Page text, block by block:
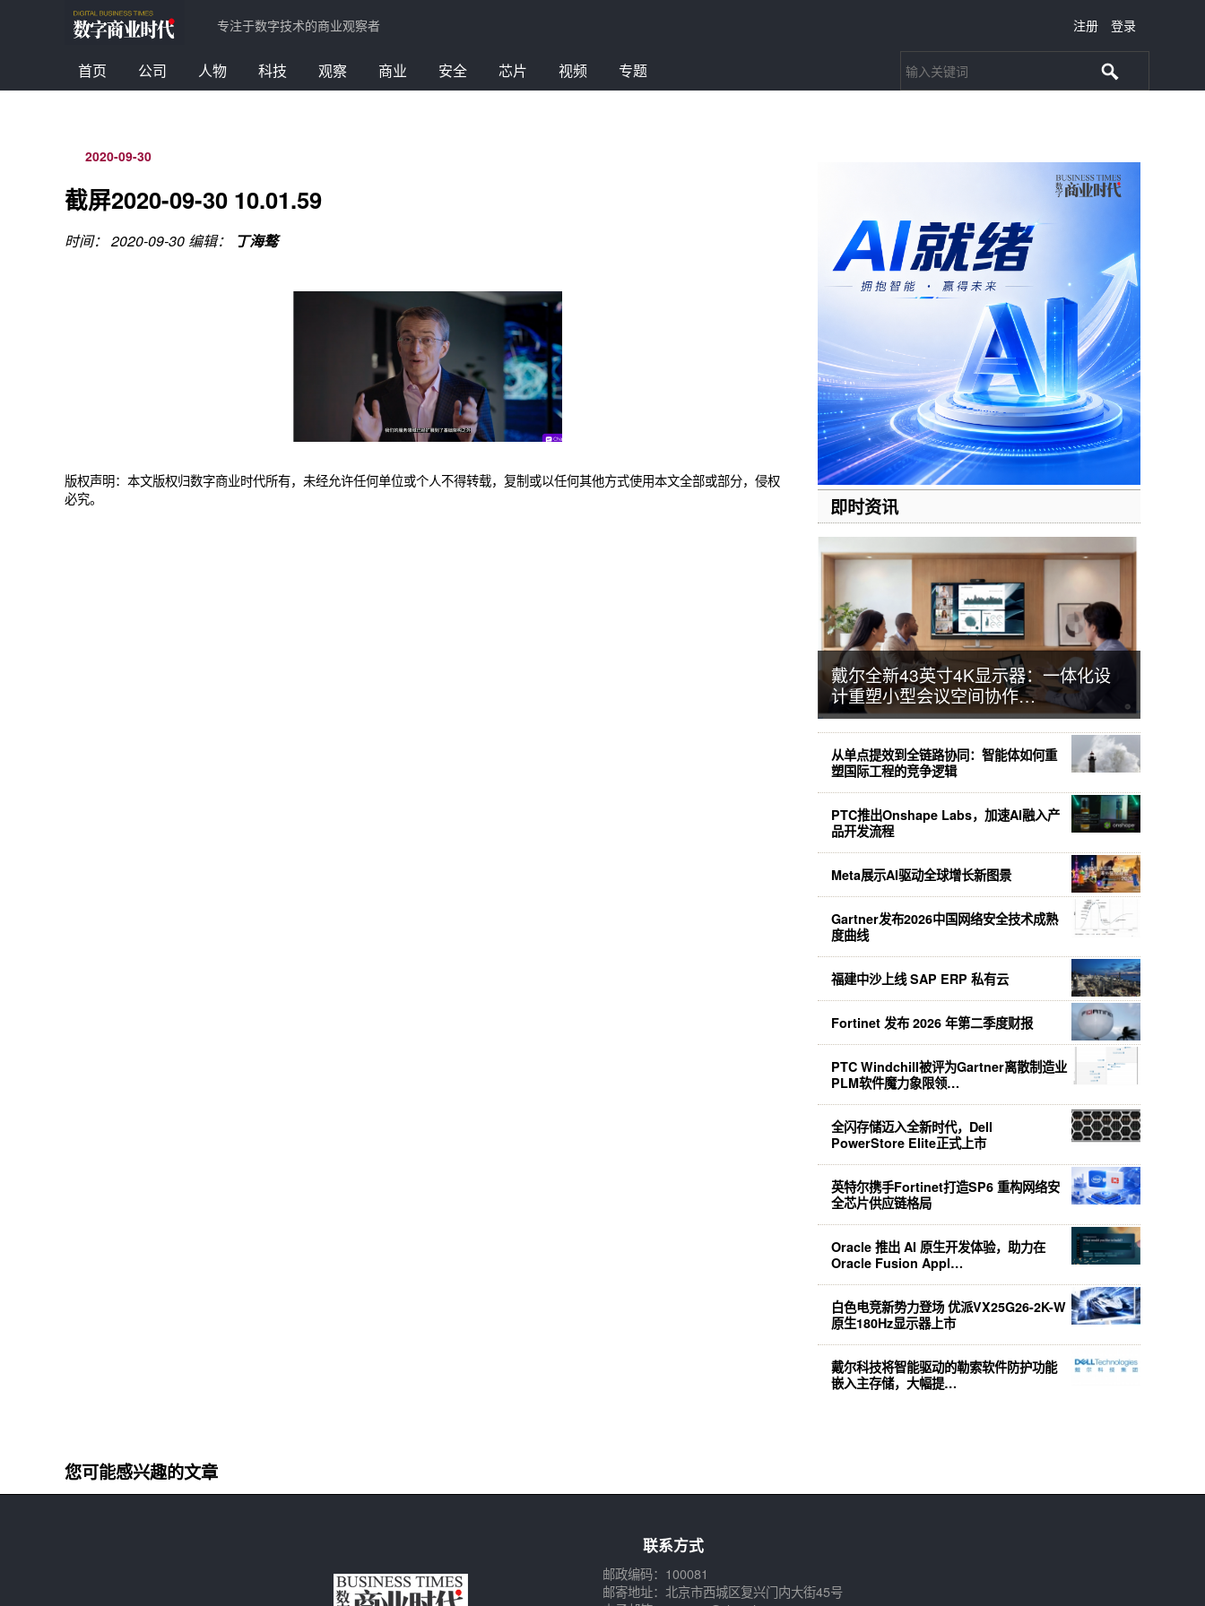
专注于数字技术的商业观察者 注册 登录
首页 公司 人物 科技 观察 商业 安全 芯片 视频 专题
2020-09-30
截屏2020-09-30 10.01.59
时间： 2020-09-30编辑： 丁海骜
版权声明：本文版权归数字商业时代所有，未经允许任何单位或个人不得转载，复制或以任何其他方式使用本文全部或部分，侵权
必究。
即时资讯
戴尔全新43英寸4K显示器：一体化设
计重塑小型会议空间协作…
从单点提效到全链路协同：智能体如何重
塑国际工程的竞争逻辑
PTC推出Onshape Labs，加速AI融入产
品开发流程
Meta展示AI驱动全球增长新图景
Gartner发布2026中国网络安全技术成熟
度曲线
福建中沙上线 SAP ERP 私有云
Fortinet 发布 2026 年第二季度财报
PTC Windchill被评为Gartner离散制造业
PLM软件魔力象限领…
全闪存储迈入全新时代，Dell
PowerStore Elite正式上市
英特尔携手Fortinet打造SP6 重构网络安
全芯片供应链格局
Oracle 推出 AI 原生开发体验，助力在
Oracle Fusion Appl…
白色电竞新势力登场 优派VX25G26-2K-W
原生180Hz显示器上市
戴尔科技将智能驱动的勒索软件防护功能
嵌入主存储，大幅提…
您可能感兴趣的文章
联系方式
邮政编码：100081
邮寄地址：北京市西城区复兴门内大街45号